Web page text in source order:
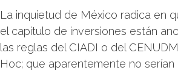
La inquietud de México radica en
el capítulo de inversiones están
las reglas del CIADI o del
Hoc; que aparentemente no